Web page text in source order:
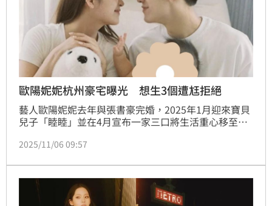
歐陽妮妮杭州豪宅曝光 想生3個遭尪拒絕
藝人歐陽妮妮去年與張書豪完婚，2025年1月迎來寶貝
兒子「睦睦」並在4月宣布一家三口將生活重心移至大
首次公開夫妻倆在杭州的豪宅內部，光是客廳就放得下
2025/11/06 09:57